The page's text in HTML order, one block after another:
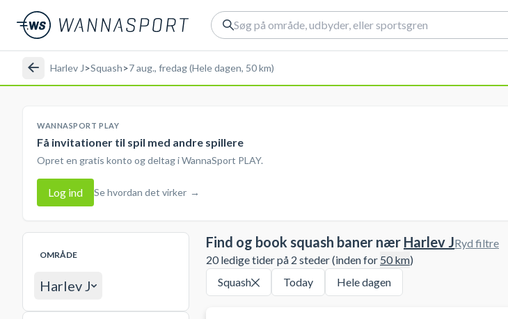
Harlev J>Squash>7 aug., fredag (Hele dagen, 50 km)
WANNASPORT PLAY
Få invitationer til spil med andre spillere
Opret en gratis konto og deltag i WannaSport PLAY.
Log ind Se hvordan det virker →
OMRÅDE
Harlev J
Find og book squash baner nær Harlev J
20 ledige tider på 2 steder (inden for 50km)
Ryd filtre
Squash Today Hele dagen